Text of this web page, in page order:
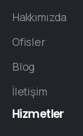
Hakkımızda
Ofisler
Blog
İletişim
Hizmetler